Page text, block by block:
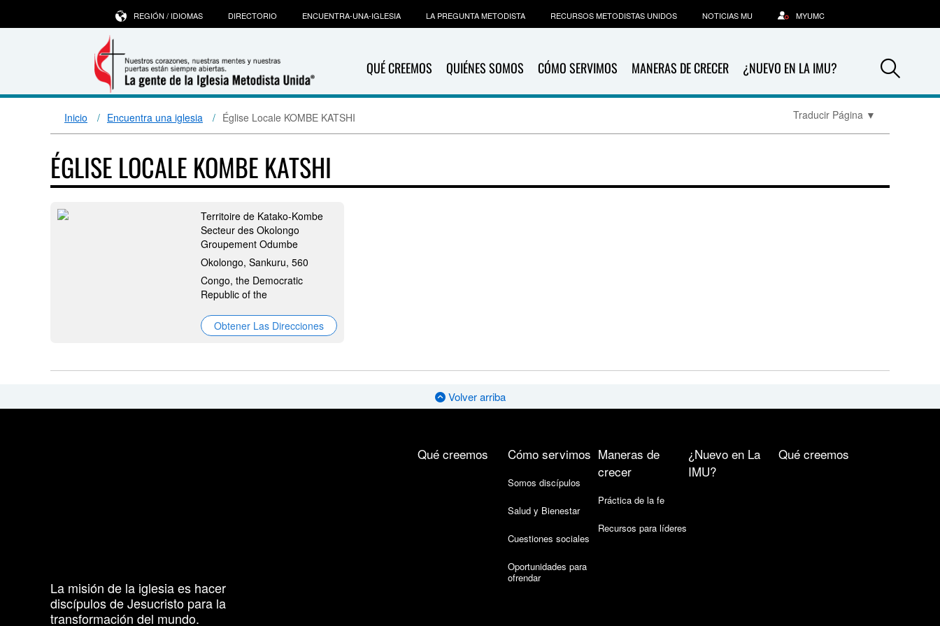
QUÉ CREEMOS QUIÉNES SOMOS CÓMO SERVIMOS MANERAS DE CRECER ¿NUEVO EN LA IMU?
REGIÓN / IDIOMAS DIRECTORIO ENCUENTRA-UNA-IGLESIA LA PREGUNTA METODISTA RECURSOS METODISTAS UNIDOS NOTICIAS MU MYUMC
Inicio Encuentra una iglesia Église Locale KOMBE KATSHI Traducir Página ▼
ÉGLISE LOCALE KOMBE KATSHI
Territoire de Katako-Kombe
Secteur des Okolongo
Groupement Odumbe
Okolongo, Sankuru, 560
Congo, the Democratic
Republic of the
Obtener Las Direcciones
Volver arriba
La misión de la iglesia es hacer
discípulos de Jesucristo para la
transformación del mundo.
Qué creemos Cómo servimos
Somos discípulos
Salud y Bienestar
Cuestiones sociales
Oportunidades para
ofrendar
Maneras de
crecer
Práctica de la fe
Recursos para líderes
¿Nuevo en La
IMU?
Qué creemos